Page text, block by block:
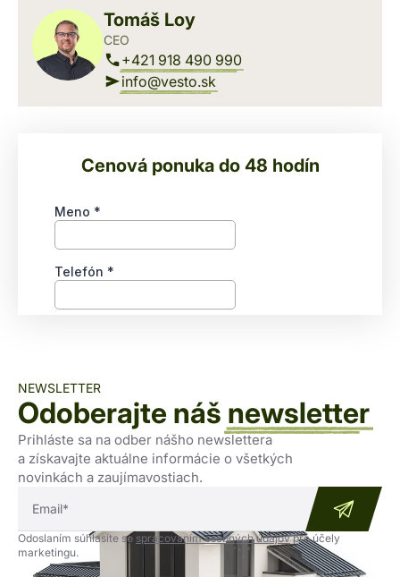
Tomáš Loy
CEO
+421 918 490 990
info@vesto.sk
Cenová ponuka do 48 hodín
NEWSLETTER
Odoberajte náš newsletter
Prihláste sa na odber nášho newslettera
a získavajte aktuálne informácie o všetkých
novinkách a zaujímavostiach.
Odoslaním súhlasíte so spracovaním osobných údajovpre účely
marketingu.